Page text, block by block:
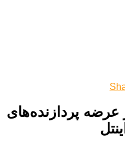
عرضه پردازنده‌های